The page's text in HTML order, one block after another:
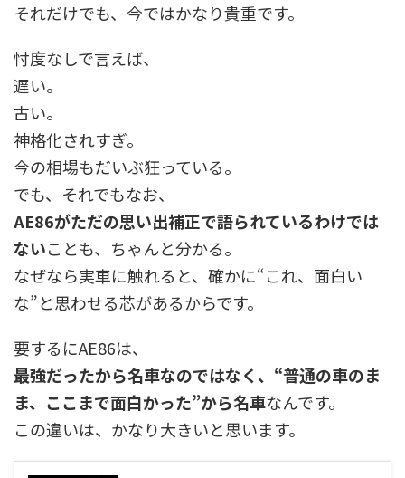
それだけでも、今ではかなり貴重です。
忖度なしで言えば、
遅い。
古い。
神格化されすぎ。
今の相場もだいぶ狂っている。
でも、それでもなお、
AE86がただの思い出補正で語られているわけでは
ないことも、ちゃんと分かる。
なぜなら実車に触れると、確かに“これ、面白い
な”と思わせる芯があるからです。
要するにAE86は、
最強だったから名車なのではなく、“普通の車のま
ま、ここまで面白かった”から名車なんです。
この違いは、かなり大きいと思います。